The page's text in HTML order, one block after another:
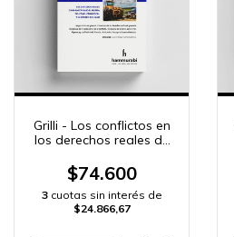
Grilli - Los conflictos en
los derechos reales de
$74.600
3 cuotas sin interés de
$24.866,67